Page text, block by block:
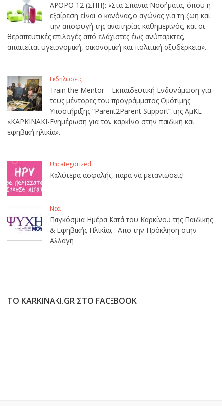
ΑΡΘΡΟ 12 (ΣΗΠ): «Στα Σπάνια Νοσήματα, όπου η
εξαίρεση είναι ο κανόνας,ο αγώνας για τη ζωή και
την αποφυγή της αναπηρίας καθημερινός, και οι
θεραπευτικές επιλογές από ελάχιστες έως ανύπαρκτες,
απαιτείται υγειονομική, οικονομική και πολιτική οξυδέρκεια».
Εκδηλώσεις
Train the Mentor – Εκπαιδευτική Ενδυνάμωση για
τους μέντορες του προγράμματος Ομότιμης
Υποστήριξης “Parent2Parent Support” της ΑμΚΕ
«ΚΑΡΚΙΝΑΚΙ-Ενημέρωση για τον καρκίνο στην παιδική και
εφηβική ηλικία».
Uncategorized
Καλύτερα ασφαλής, παρά να μετανιώσεις!
Νέα
Παγκόσμια Ημέρα Κατά του Καρκίνου της Παιδικής
& Εφηβικής Ηλικίας : Απο την Πρόκληση στην
Αλλαγή
ΤΟ KARKINAKI.GR ΣΤΟ FACEBOOK